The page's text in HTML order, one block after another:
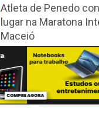
Atleta de Penedo
lugar na Maratona
Maceió